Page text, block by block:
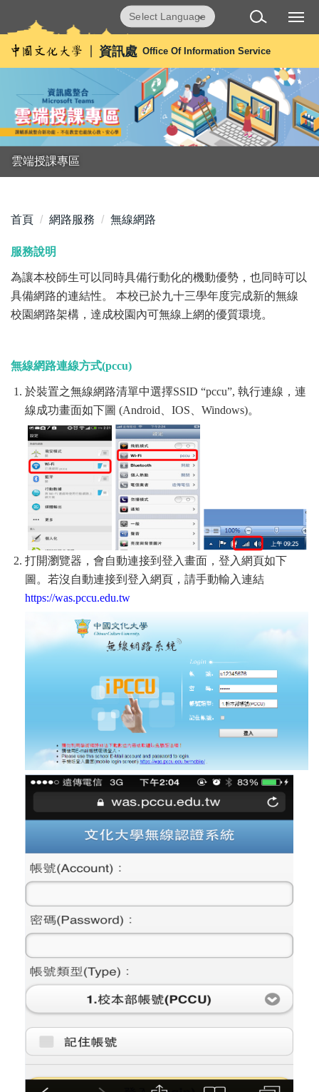
到
主
容
區
資訊處 Office Of Information Service
Translate
雲端授課專區
首頁 網路服務 無線網路
服務說明
為讓本校師生可以同時具備行動化的機動優勢，也同時可以
具備網路的連結性。 本校已於九十三學年度完成新的無線
校園網路架構，達成校園內可無線上網的優質環境。
無線網路連線方式(pccu)
於裝置之無線網路清單中選擇SSID “pccu”, 執行連線，連
線成功畫面如下圖 (Android、IOS、Windows)。
打開瀏覽器，會自動連接到登入畫面，登入網頁如下
圖。若沒自動連接到登入網頁，請手動輸入連結
https://was.pccu.edu.tw